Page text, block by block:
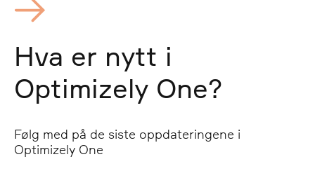
Hva er nytt i
Optimizely One?
Følg med på de siste oppdateringene i
Optimizely One